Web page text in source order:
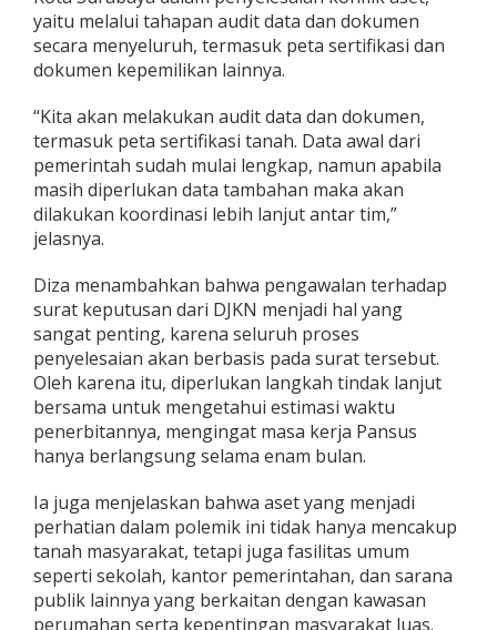
yaitu melalui tahapan audit data dan dokumen
secara menyeluruh, termasuk peta sertifikasi dan
dokumen kepemilikan lainnya.
“Kita akan melakukan audit data dan dokumen,
termasuk peta sertifikasi tanah. Data awal dari
pemerintah sudah mulai lengkap, namun apabila
masih diperlukan data tambahan maka akan
dilakukan koordinasi lebih lanjut antar tim,”
jelasnya.
Diza menambahkan bahwa pengawalan terhadap
surat keputusan dari DJKN menjadi hal yang
sangat penting, karena seluruh proses
penyelesaian akan berbasis pada surat tersebut.
Oleh karena itu, diperlukan langkah tindak lanjut
bersama untuk mengetahui estimasi waktu
penerbitannya, mengingat masa kerja Pansus
hanya berlangsung selama enam bulan.
Ia juga menjelaskan bahwa aset yang menjadi
perhatian dalam polemik ini tidak hanya mencakup
tanah masyarakat, tetapi juga fasilitas umum
seperti sekolah, kantor pemerintahan, dan sarana
publik lainnya yang berkaitan dengan kawasan
perumahan serta kepentingan masyarakat luas.